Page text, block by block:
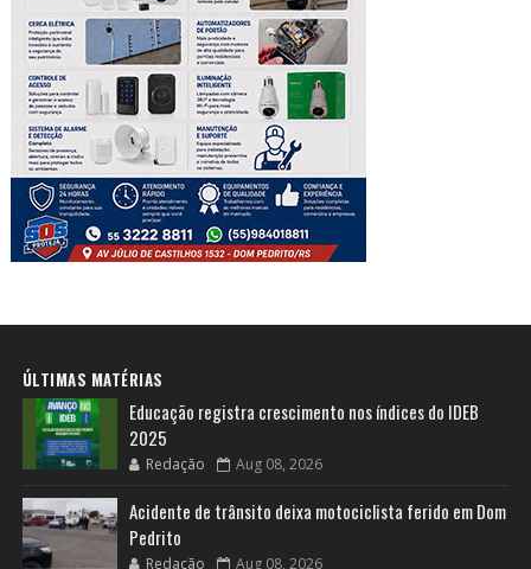
ÚLTIMAS MATÉRIAS
Educação registra crescimento nos índices do IDEB
2025
Redação Aug 08, 2026
Acidente de trânsito deixa motociclista ferido em Dom
Pedrito
Redação Aug 08, 2026